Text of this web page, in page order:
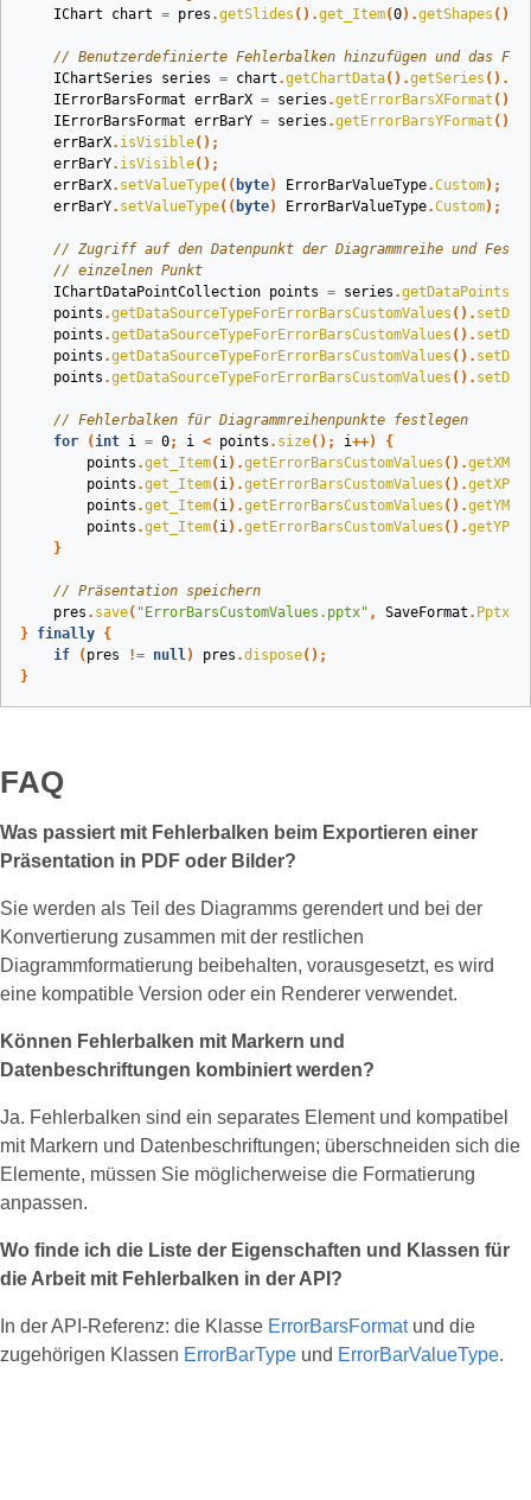
IChart
chart = pres .getSlides ().get_Item(0).getShapes ().
// Benutzerdefinierte Fehlerbalken hinzufügen und das
IChartSeries
series = chart .getChartData().getSeries ().
IErrorBarsFormat errBarX = series .getErrorBarsXFormat ();
IErrorBarsFormat errBarY = series .getErrorBarsYFormat ();
errBarX. isVisible();
errBarY. isVisible();
errBarX. setValueType(( byte) ErrorBarValueType.Custom);
errBarY. setValueType(( byte) ErrorBarValueType.Custom);
// Zugriff auf den Datenpunkt der Diagrammreihe und
// einzelnen Punkt
IChartDataPointCollection points = series .getDataPoints
points .getDataSourceTypeForErrorBarsCustomValues ().
points .getDataSourceTypeForErrorBarsCustomValues ().
points .getDataSourceTypeForErrorBarsCustomValues ().
points .getDataSourceTypeForErrorBarsCustomValues ().
// Fehlerbalken für Diagrammreihenpunkte festlegen
for
(int i = 0; i < points . size(); i++)
{
points .get_Item( i).getErrorBarsCustomValues ().
points .get_Item( i).getErrorBarsCustomValues ().
points .get_Item( i).getErrorBarsCustomValues ().
points .get_Item( i).getErrorBarsCustomValues ().
}
// Präsentation speichern
pres . save( "ErrorBarsCustomValues.pptx" , SaveFormat . Pptx
} finally {
if
( pres != null) pres .dispose();
}
FAQ
Was passiert mit Fehlerbalken beim Exportieren einer
Präsentation in PDF oder Bilder?
Sie werden als Teil des Diagramms gerendert und bei der
Konvertierung zusammen mit der restlichen
Diagrammformatierung beibehalten, vorausgesetzt, es wird
eine kompatible Version oder ein Renderer verwendet.
Können Fehlerbalken mit Markern und
Datenbeschriftungen kombiniert werden?
Ja. Fehlerbalken sind ein separates Element und kompatibel
mit Markern und Datenbeschriftungen; überschneiden sich die
Elemente, müssen Sie möglicherweise die Formatierung
anpassen.
Wo finde ich die Liste der Eigenschaften und Klassen für
die Arbeit mit Fehlerbalken in der API?
In der API‑Referenz: die Klasse ErrorBarsFormatund die
zugehörigen Klassen ErrorBarType und ErrorBarValueType.